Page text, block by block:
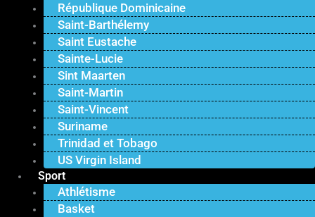
République Dominicaine
Saint-Barthélemy
Saint Eustache
Sainte-Lucie
Sint Maarten
Saint-Martin
Saint-Vincent
Suriname
Trinidad et Tobago
US Virgin Island
Sport
Athlétisme
Basket